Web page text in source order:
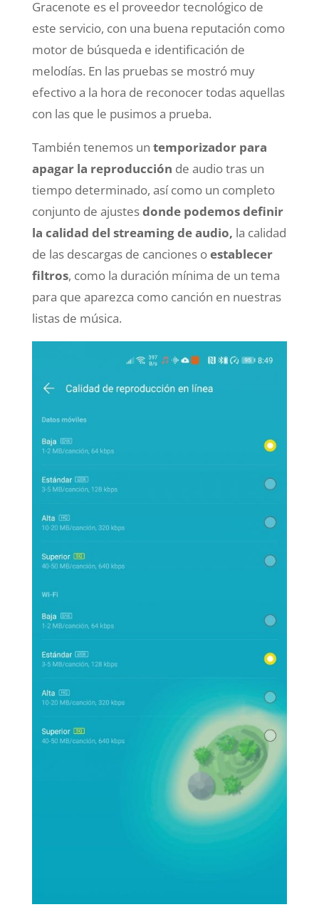
Gracenote es el proveedor tecnológico de
este servicio, con una buena reputación como
motor de búsqueda e identificación de
melodías. En las pruebas se mostró muy
efectivo a la hora de reconocer todas aquellas
con las que le pusimos a prueba.
También tenemos un temporizador para
apagar la reproducción de audio tras un
tiempo determinado, así como un completo
conjunto de ajustesdonde podemos definir
la calidad del streaming de audio, la calidad
de las descargas de canciones oestablecer
filtros, como la duración mínima de un tema
para que aparezca como canción en nuestras
listas de música.